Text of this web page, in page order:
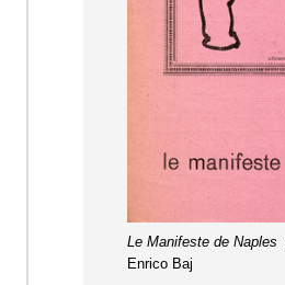
Le Manifeste de Naples
Enrico Baj